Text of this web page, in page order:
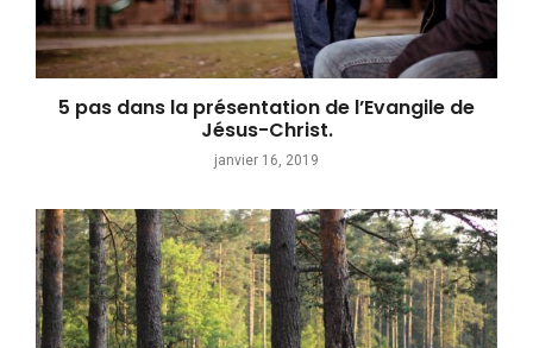
5 pas dans la présentation de l’Evangile de
Jésus-Christ.
janvier 16, 2019